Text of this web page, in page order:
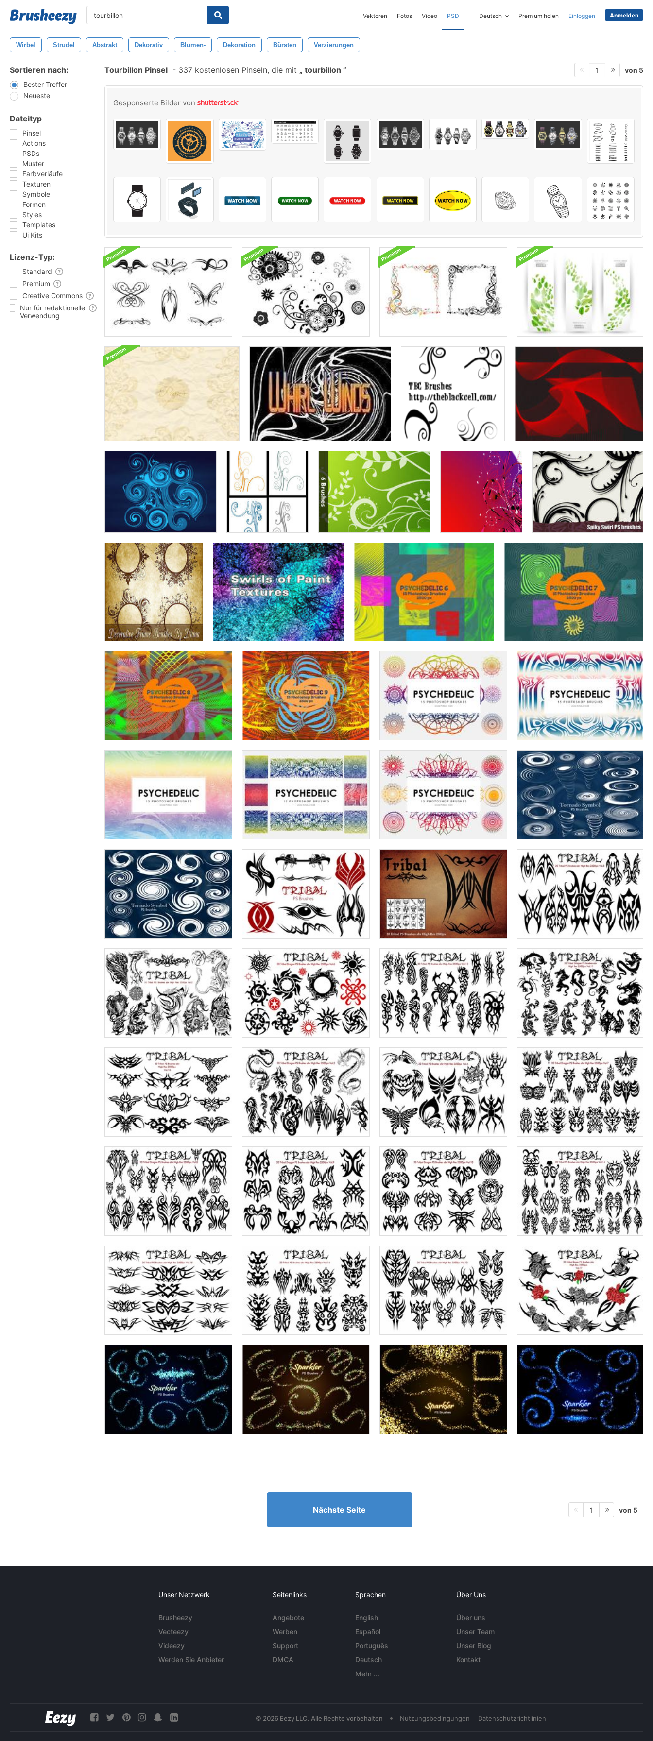
Vektoren Fotos Video PSD Deutsch Premium holen Einloggen Anmelden
Wirbel Strudel Abstrakt Dekorativ Blumen- Dekoration Bürsten Verzierungen
Sortieren nach:
Bester Treffer
Neueste
Dateityp
Pinsel
Actions
PSDs
Muster
Farbverläufe
Texturen
Symbole
Formen
Styles
Templates
Ui Kits
Lizenz-Typ:
Standard
Premium
Creative Commons
Nur für redaktionelle
Verwendung
Tourbillon Pinsel - 337 kostenlosen Pinseln, die mit tourbillon 1 von 5
Gesponserte Bilder von
Nächste Seite 1 von 5
Unser Netzwerk
Brusheezy
Vecteezy
Videezy
Werden Sie Anbieter
Seitenlinks
Angebote
Werben
Support
DMCA
Sprachen
English
Español
Português
Deutsch
Mehr ...
Über Uns
Über uns
Unser Team
Unser Blog
Kontakt
© 2026 Eezy LLC. Alle Rechte vorbehalten • Nutzungsbedingungen Datenschutzrichtlinien